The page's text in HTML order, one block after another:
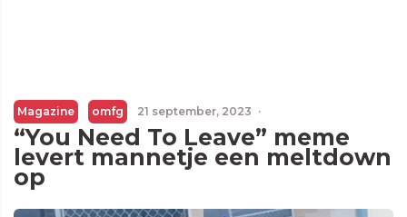
Magazine omfg 21 september, 2023 ·
“You Need To Leave” meme
levert mannetje een meltdown
op